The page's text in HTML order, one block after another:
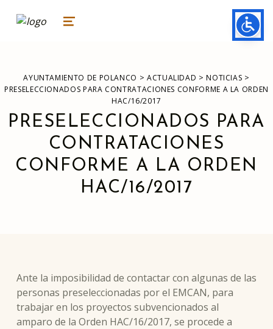
ayuntamiento de polanco
AYUNTAMIENTO DE POLANCO MENU
AYUNTAMIENTO DE POLANCO > ACTUALIDAD >NOTICIAS >
PRESELECCIONADOS PARA CONTRATACIONES CONFORME A LA ORDEN
HAC/16/2017
PRESELECCIONADOS PARA
CONTRATACIONES
CONFORME A LA ORDEN
HAC/16/2017
Ante la imposibilidad de contactar con algunas de las
personas preseleccionadas por el EMCAN, para
trabajar en los proyectos subvencionados al
amparo de la Orden HAC/16/2017, se procede a